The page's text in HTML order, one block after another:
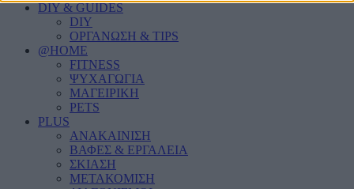
DIY & GUIDES
DIY
ΟΡΓΑΝΩΣΗ & TIPS
@HOME
FITNESS
ΨΥΧΑΓΩΓΙΑ
ΜΑΓΕΙΡΙΚΗ
PETS
PLUS
ΑΝΑΚΑΙΝΙΣΗ
ΒΑΦΕΣ & ΕΡΓΑΛΕΙΑ
ΣΚΙΑΣΗ
ΜΕΤΑΚΟΜΙΣΗ